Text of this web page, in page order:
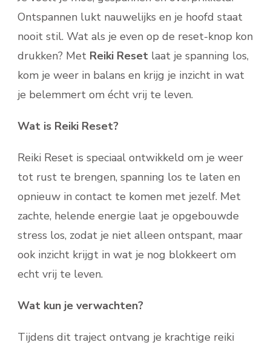
Ontspannen lukt nauwelijks en je hoofd staat
nooit stil. Wat als je even op de reset-knop kon
drukken? Met Reiki Reset laat je spanning los,
kom je weer in balans en krijg je inzicht in wat
je belemmert om écht vrij te leven.
Wat is Reiki Reset?
Reiki Reset is speciaal ontwikkeld om je weer
tot rust te brengen, spanning los te laten en
opnieuw in contact te komen met jezelf. Met
zachte, helende energie laat je opgebouwde
stress los, zodat je niet alleen ontspant, maar
ook inzicht krijgt in wat je nog blokkeert om
echt vrij te leven.
Wat kun je verwachten?
Tijdens dit traject ontvang je krachtige reiki